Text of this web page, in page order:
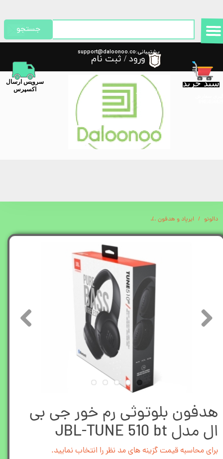
پشتیبانی:support@daloonoo.co
m
سبد خرید
​سرویس ارسال
اکسپرس
جستجو
ورود / ثبت نام
حساب کاربری من
تغییر گذر واژه
سفارشات
خروج از حساب کاربری
دالونو ایرپاد و هدفون
هدفون بلوتوثی رم خور جی بی
ال مدل JBL-TUNE 510 bt
برای محاسبه قیمت گزینه های مد نظر را انتخاب نمایید.